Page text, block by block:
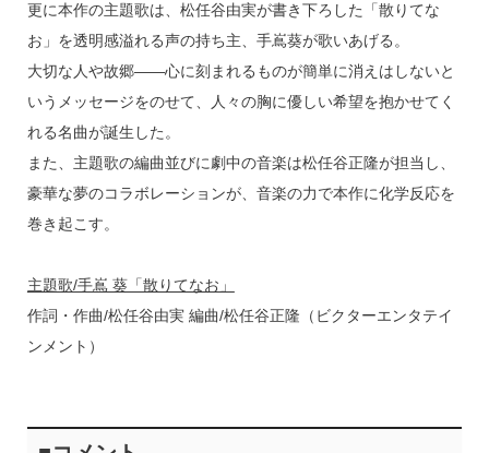
更に本作の主題歌は、松任谷由実が書き下ろした「散りてな
お」を透明感溢れる声の持ち主、手嶌葵が歌いあげる。
大切な人や故郷――心に刻まれるものが簡単に消えはしないと
いうメッセージをのせて、人々の胸に優しい希望を抱かせてく
れる名曲が誕生した。
また、主題歌の編曲並びに劇中の音楽は松任谷正隆が担当し、
豪華な夢のコラボレーションが、音楽の力で本作に化学反応を
巻き起こす。
主題歌/手嶌 葵「散りてなお」
作詞・作曲/松任谷由実 編曲/松任谷正隆（ビクターエンタテイ
ンメント）